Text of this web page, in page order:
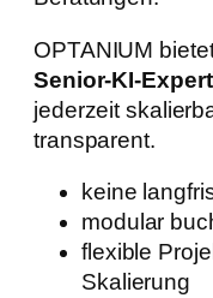
OPTANIUM
Senior-KI-
jederzeit
transparent.
keine
modular
flexible
Skalierung